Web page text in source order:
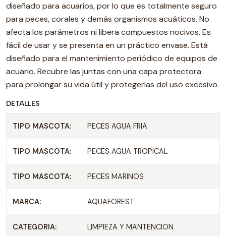
diseñado para acuarios, por lo que es totalmente seguro
para peces, corales y demás organismos acuáticos. No
afecta los parámetros ni libera compuestos nocivos. Es
fácil de usar y se presenta en un práctico envase. Está
diseñado para el mantenimiento periódico de equipos de
acuario. Recubre las juntas con una capa protectora
para prolongar su vida útil y protegerlas del uso excesivo.
DETALLES
TIPO MASCOTA: PECES AGUA FRIA
TIPO MASCOTA: PECES AGUA TROPICAL
TIPO MASCOTA: PECES MARINOS
MARCA: AQUAFOREST
CATEGORIA: LIMPIEZA Y MANTENCION